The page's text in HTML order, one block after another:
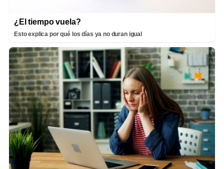
¿El tiempo vuela?
Esto explica por qué los días ya no duran igual